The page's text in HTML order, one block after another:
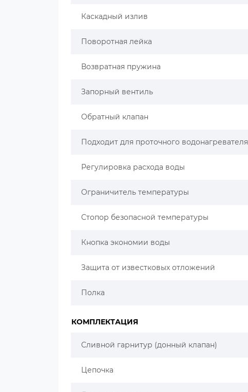
Каскадный излив
Поворотная лейка
Возвратная пружина
Запорный вентиль
Обратный клапан
Подходит для проточного водонагревателя
Регулировка расхода воды
Ограничитель температуры
Стопор безопасной температуры
Кнопка экономии воды
Защита от известковых отложений
Полка
КОМПЛЕКТАЦИЯ
Сливной гарнитур (донный клапан)
Цепочка